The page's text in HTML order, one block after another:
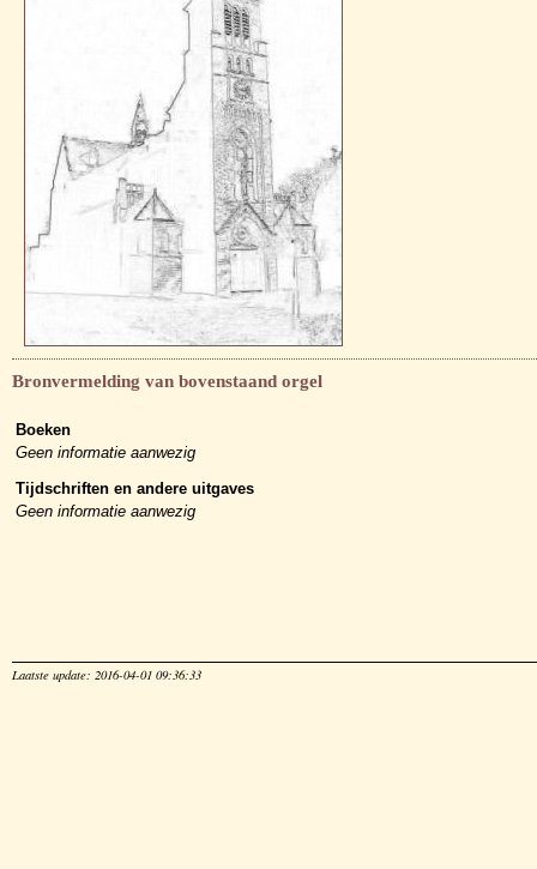
Bronvermelding van bovenstaand orgel
Boeken
Geen informatie aanwezig
Tijdschriften en andere uitgaves
Geen informatie aanwezig
Laatste update: 2016-04-01 09:36:33